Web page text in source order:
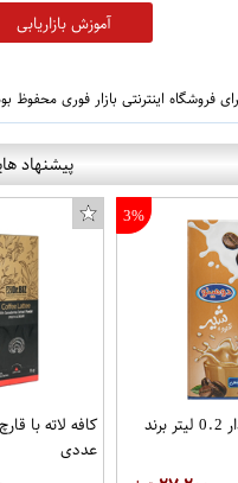
آموزش بازاریابی
فروشگاه اینترنتی بازار فوری محفوظ
پیشنهاد
3%
شیر قهوه مقدار 0.2 لیتر برند
عددی